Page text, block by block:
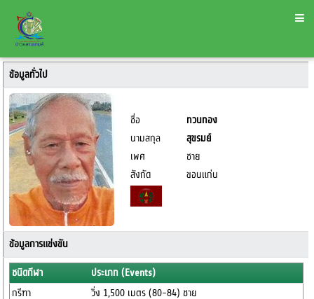
ข้อมูลทั่วไป
ชื่อ
ทวนทอง
นามสกุล
สุขรมย์
เพศ
ชาย
สังกัด
ขอนแก่น
ข้อมูลการแข่งขัน
ชนิดกีฬา
ประเภท (Events)
กรีฑา
วิ่ง 1,500 เมตร (80-84) ชาย